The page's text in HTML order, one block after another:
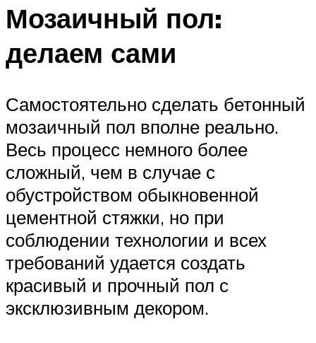
Мозаичный пол:
делаем сами
Самостоятельно сделать бетонный
мозаичный пол вполне реально.
Весь процесс немного более
сложный, чем в случае с
обустройством обыкновенной
цементной стяжки, но при
соблюдении технологии и всех
требований удается создать
красивый и прочный пол с
эксклюзивным декором.